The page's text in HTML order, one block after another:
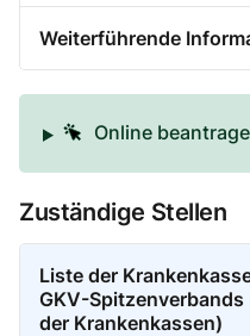
Weiterführende
Online
Zuständige Stellen
Liste der
GKV-
der Krankenkassen)